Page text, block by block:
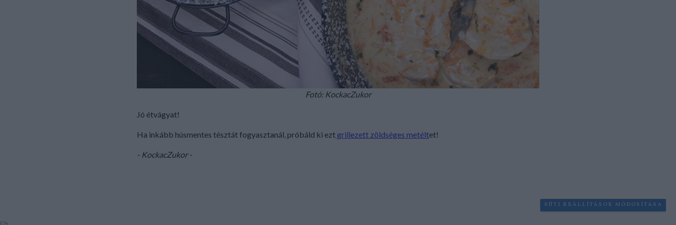
Fotó: KockacZukor
Jó étvágyat!
Ha inkább húsmentes tésztát fogyasztanál, próbáld ki ezt grillezett zöldséges metéltet!
- KockacZukor -
SÜTI BEÁLLÍTÁSOK MÓDOSÍTÁSA